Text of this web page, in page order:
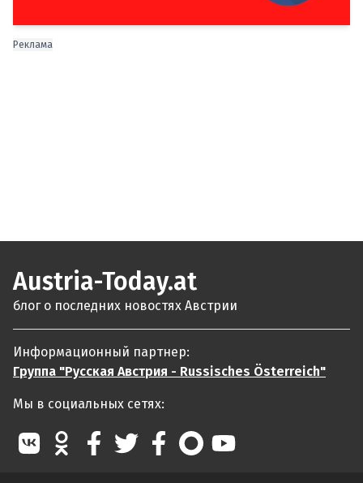
Реклама
Austria-Today.at
блог о последних новостях Австрии
Информационный партнер:
Группа "Русская Австрия - Russisches Österreich"
Мы в социальных сетях: